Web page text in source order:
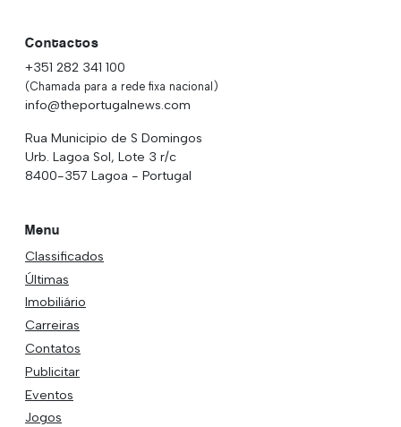
Contactos
+351 282 341 100
(Chamada para a rede fixa nacional)
info@theportugalnews.com
Rua Municipio de S Domingos
Urb. Lagoa Sol, Lote 3 r/c
8400-357 Lagoa - Portugal
Menu
Classificados
Últimas
Imobiliário
Carreiras
Contatos
Publicitar
Eventos
Jogos